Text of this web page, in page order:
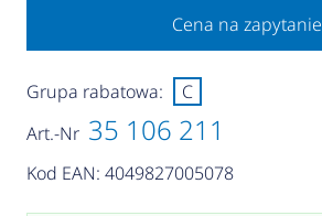
Cena na zapytanie
Art.-Nr 35 106 211
Kod EAN: 4049827005078
Grupa rabatowa: C